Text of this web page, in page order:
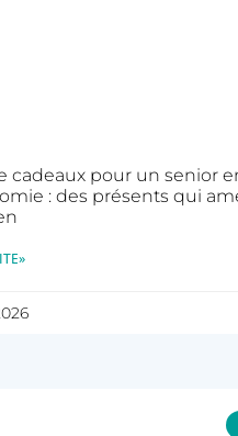
cadeaux pour un senior
: des présents qui